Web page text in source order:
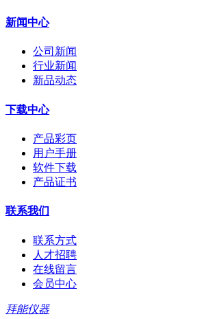
新闻中心
公司新闻
行业新闻
新品动态
下载中心
产品彩页
用户手册
软件下载
产品证书
联系我们
联系方式
人才招聘
在线留言
会员中心
拜能仪器